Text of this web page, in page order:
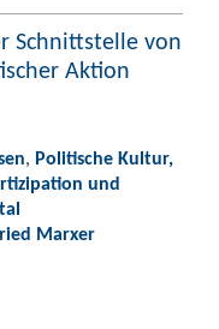
Schnittstelle von
Aktion
, Politische Kultur,
und
Marxer